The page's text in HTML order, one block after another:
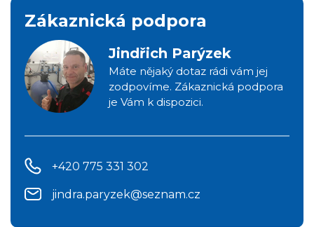
Zákaznická podpora
Jindřich Parýzek
Máte nějaký dotaz rádi vám jej
zodpovíme. Zákaznická podpora
je Vám k dispozici.
+420 775 331 302
jindra.paryzek@seznam.cz